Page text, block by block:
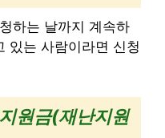
하는 날까지 계속하
있는 사람이라면 신청
원금(재난지원